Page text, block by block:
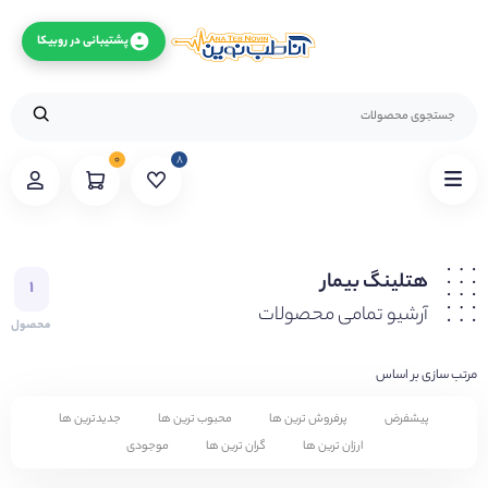
۰ ۸
هتلینگ بیمار
آرشیو تمامی محصولات
۱
محصول
مرتب سازی بر اساس
پیشفرض پرفروش ترین ها محبوب ترین ها
جدیدترین ها
ارزان ترین ها
گران ترین ها موجودی
پشتیبانی در روبیکا